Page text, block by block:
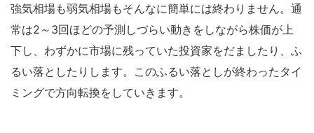
強気相場も弱気相場もそんなに簡単には終わりません。通
常は2～3回ほどの予測しづらい動きをしながら株価が上
下し、わずかに市場に残っていた投資家をだましたり、ふ
るい落としたりします。このふるい落としが終わったタイ
ミングで方向転換をしていきます。